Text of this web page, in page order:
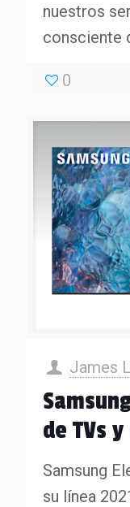
nuestros
consciente
0
James
de TVs
Samsung
su línea